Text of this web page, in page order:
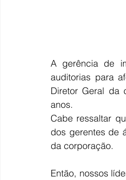
A gerência de
auditorias para
Diretor Geral da
anos.
Cabe ressaltar
dos gerentes de
da corporação.
Então, nossos